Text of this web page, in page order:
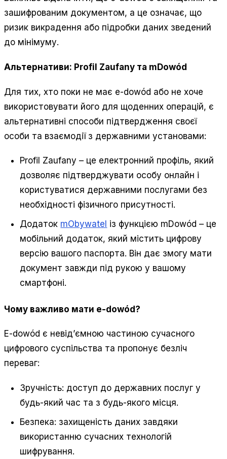
зашифрованим документом, а це означає, що
ризик викрадення або підробки даних зведений
до мінімуму.
Альтернативи: Profil Zaufany та mDowód
Для тих, хто поки не має e-dowód або не хоче
використовувати його для щоденних операцій, є
альтернативні способи підтвердження своєї
особи та взаємодії з державними установами:
Profil Zaufany – це електронний профіль, який
дозволяє підтверджувати особу онлайн і
користуватися державними послугами без
необхідності фізичного присутності.
Додаток mObywatel із функцією mDowód – це
мобільний додаток, який містить цифрову
версію вашого паспорта. Він дає змогу мати
документ завжди під рукою у вашому
смартфоні.
Чому важливо мати e-dowód?
E-dowód є невід’ємною частиною сучасного
цифрового суспільства та пропонує безліч
переваг:
Зручність: доступ до державних послуг у
будь-який час та з будь-якого місця.
Безпека: захищеність даних завдяки
використанню сучасних технологій
шифрування.